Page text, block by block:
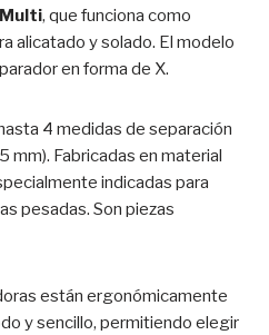
, que funciona como
alicatado y solado. El modelo
en forma de X.
4 medidas de separación
mm). Fabricadas en material
indicadas para
pesadas. Son piezas
están ergonómicamente
y sencillo, permitiendo elegir